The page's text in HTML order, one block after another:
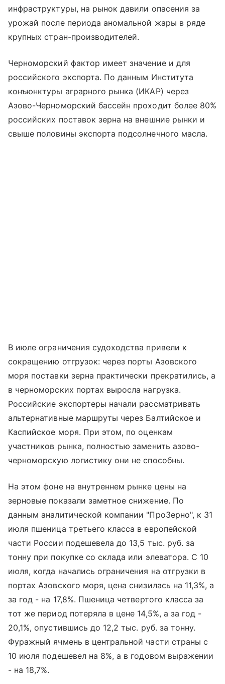
инфраструктуры, на рынок давили опасения за
урожай после периода аномальной жары в ряде
крупных стран-производителей.
Черноморский фактор имеет значение и для
российского экспорта. По данным Института
конъюнктуры аграрного рынка (ИКАР) через
Азово-Черноморский бассейн проходит более 80%
российских поставок зерна на внешние рынки и
свыше половины экспорта подсолнечного масла.
В июле ограничения судоходства привели к
сокращению отгрузок: через порты Азовского
моря поставки зерна практически прекратились, а
в черноморских портах выросла нагрузка.
Российские экспортеры начали рассматривать
альтернативные маршруты через Балтийское и
Каспийское моря. При этом, по оценкам
участников рынка, полностью заменить азово-
черноморскую логистику они не способны.
На этом фоне на внутреннем рынке цены на
зерновые показали заметное снижение. По
данным аналитической компании "ПроЗерно", к 31
июля пшеница третьего класса в европейской
части России подешевела до 13,5 тыс. руб. за
тонну при покупке со склада или элеватора. С 10
июля, когда начались ограничения на отгрузки в
портах Азовского моря, цена снизилась на 11,3%, а
за год - на 17,8%. Пшеница четвертого класса за
тот же период потеряла в цене 14,5%, а за год -
20,1%, опустившись до 12,2 тыс. руб. за тонну.
Фуражный ячмень в центральной части страны с
10 июля подешевел на 8%, а в годовом выражении
- на 18,7%.